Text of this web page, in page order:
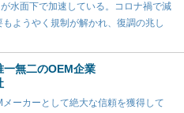
水面下で加速している。コロナ禍で減
ようやく規制が解かれ、復調の兆し
一無二のOEM企業
ーカーとして絶大な信頼を獲得して